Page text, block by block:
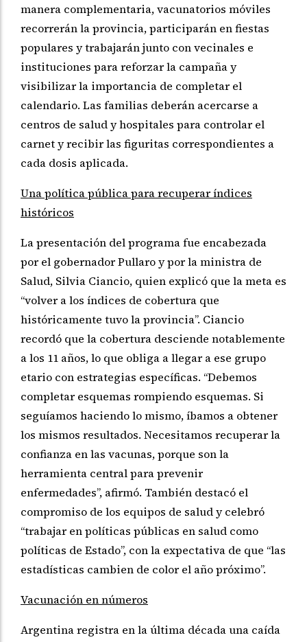
manera complementaria, vacunatorios móviles
recorrerán la provincia, participarán en fiestas
populares y trabajarán junto con vecinales e
instituciones para reforzar la campaña y
visibilizar la importancia de completar el
calendario. Las familias deberán acercarse a
centros de salud y hospitales para controlar el
carnet y recibir las figuritas correspondientes a
cada dosis aplicada.
Una política pública para recuperar índices
históricos
La presentación del programa fue encabezada
por el gobernador Pullaro y por la ministra de
Salud, Silvia Ciancio, quien explicó que la meta es
“volver a los índices de cobertura que
históricamente tuvo la provincia”. Ciancio
recordó que la cobertura desciende notablemente
a los 11 años, lo que obliga a llegar a ese grupo
etario con estrategias específicas. “Debemos
completar esquemas rompiendo esquemas. Si
seguíamos haciendo lo mismo, íbamos a obtener
los mismos resultados. Necesitamos recuperar la
confianza en las vacunas, porque son la
herramienta central para prevenir
enfermedades”, afirmó. También destacó el
compromiso de los equipos de salud y celebró
“trabajar en políticas públicas en salud como
políticas de Estado”, con la expectativa de que “las
estadísticas cambien de color el año próximo”.
Vacunación en números
Argentina registra en la última década una caída